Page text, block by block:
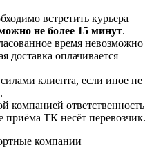
встретить курьера
не более 15 минут.
время невозможно
доставка оплачивается
силами клиента, если иное не
компанией ответственность
приёма ТК несёт перевозчик.
компании